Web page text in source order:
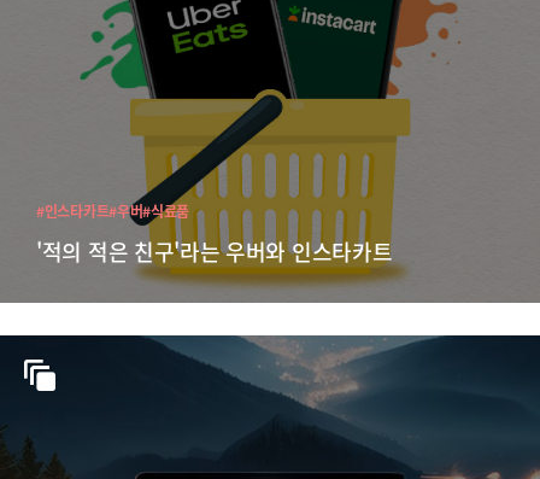
'적의 적은 친구'라는 우버와 인스타카트
#인스타카트#우버#식료품